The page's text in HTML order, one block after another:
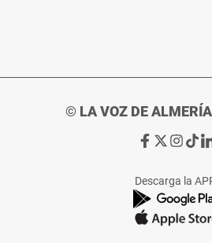
© LA VOZ DE
Ir
de
La
Voz
Ir
de
La
Voz
Ir
de
La
Voz
Ir
de
La
Descarga la